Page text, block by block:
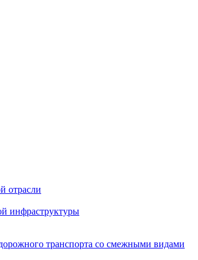
отрасли
инфраструктуры
транспорта со смежными видами